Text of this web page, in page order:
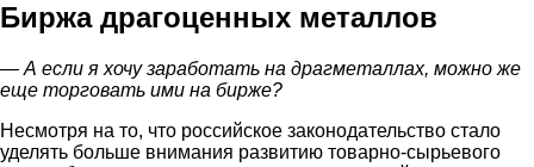
Биржа драгоценных металлов
— А если я хочу заработать на драгметаллах, можно же
еще торговать ими на бирже?
Несмотря на то, что российское законодательство стало
уделять больше внимания развитию товарно-сырьевого